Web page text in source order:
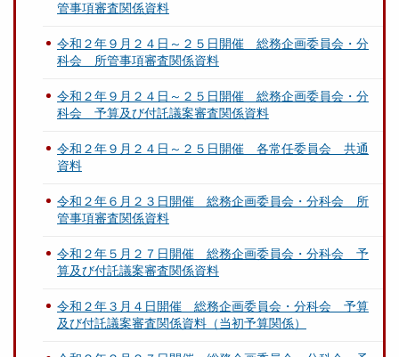
管事項審査関係資料
令和２年９月２４日～２５日開催 総務企画委員会・分
科会 所管事項審査関係資料
令和２年９月２４日～２５日開催 総務企画委員会・分
科会 予算及び付託議案審査関係資料
令和２年９月２４日～２５日開催 各常任委員会 共通
資料
令和２年６月２３日開催 総務企画委員会・分科会 所
管事項審査関係資料
令和２年５月２７日開催 総務企画委員会・分科会 予
算及び付託議案審査関係資料
令和２年３月４日開催 総務企画委員会・分科会 予算
及び付託議案審査関係資料（当初予算関係）